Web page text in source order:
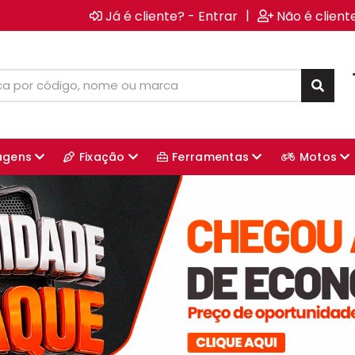
Já é cliente? - Entrar | Não é
Fixação Ferramentas Motos